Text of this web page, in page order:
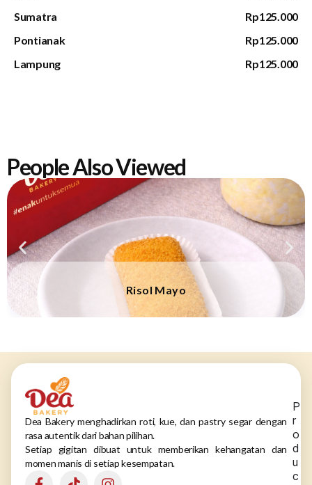
Sumatra
Rp125.000
Pontianak
Rp125.000
Lampung
Rp125.000
People Also Viewed
Risol Mayo
Dea Bakery menghadirkan roti, kue, dan pastry segar dengan
rasa autentik dari bahan pilihan.
Setiap gigitan dibuat untuk memberikan kehangatan dan
momen manis di setiap kesempatan.
P
r
o
d
u
c